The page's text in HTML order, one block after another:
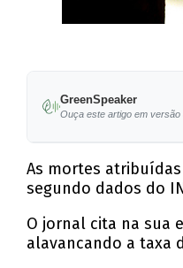
GreenSpeaker
Ouça este artigo em versão
As mortes
segundo dados do
O jornal cita na sua
alavancando a taxa